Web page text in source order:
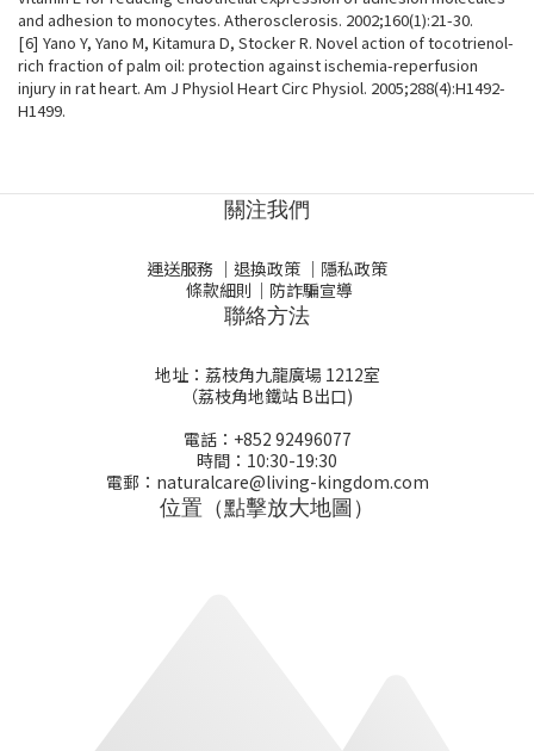
and adhesion to monocytes. Atherosclerosis. 2002;160(1):21-30.
[6] Yano Y, Yano M, Kitamura D, Stocker R. Novel action of tocotrienol-
rich fraction of palm oil: protection against ischemia-reperfusion
injury in rat heart. Am J Physiol Heart Circ Physiol. 2005;288(4):H1492-
H1499.
關注我們
運送服務 ｜ 退換政策 ｜ 隱私政策
條款細則 ｜ 防詐騙宣導
聯絡方法
地址：荔枝角九龍廣場 1212室
（荔枝角地鐵站 B出口)
電話：+852 92496077
時間：10:30-19:30
電郵：naturalcare@living-kingdom.com
位置（點擊放大地圖）